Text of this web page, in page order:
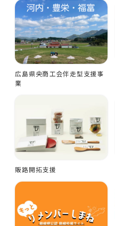
広島県央商工会伴走型支援事
業
販路開拓支援